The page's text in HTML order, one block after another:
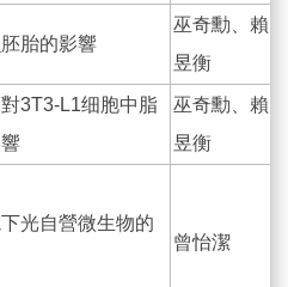
胎的影響
巫奇勳、賴
昱衡
3T3-L1细胞中脂
巫奇勳、賴
昱衡
光自營微生物的
曾怡潔